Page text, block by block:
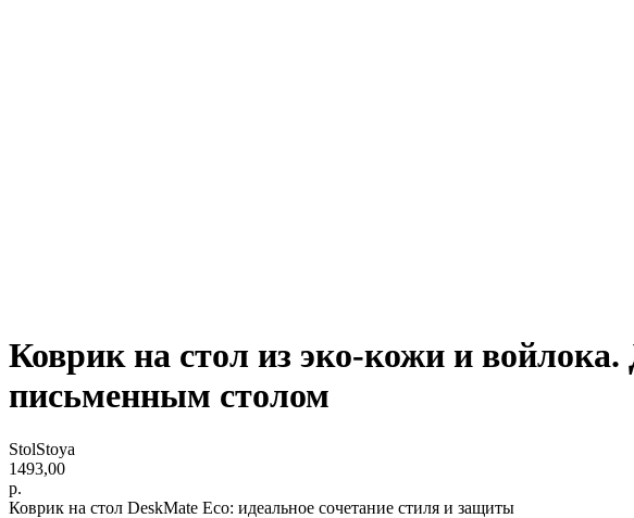
Коврик на стол из эко-кожи и
письменным столом
StolStoya
1493,00
р.
Коврик на стол DeskMate Eco: идеальное сочетание стиля и защиты